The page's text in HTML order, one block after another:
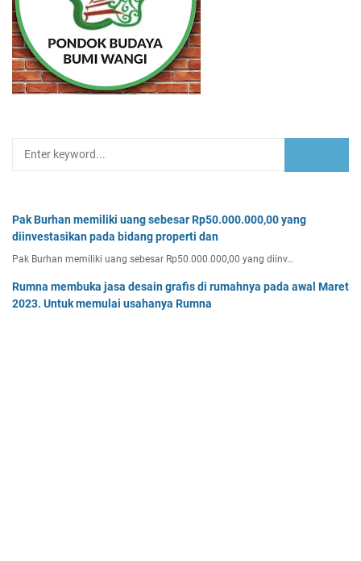
Pak Burhan memiliki uang sebesar Rp50.000.000,00 yang
diinvestasikan pada bidang properti dan
Pak Burhan memiliki uang sebesar Rp50.000.000,00 yang diinv…
Rumna membuka jasa desain grafis di rumahnya pada awal Maret
2023. Untuk memulai usahanya Rumna